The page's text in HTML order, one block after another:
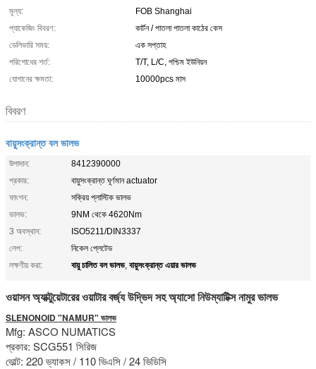
মূল্য:
FOB Shanghai
প্যাকেজিং বিবরণ:
কার্টন / পাতলা পাতলা কাঠের কেস
ডেলিভারি সময়:
এক সপ্তাহ
পরিশোধের শর্ত:
T/T, L/C, পশ্চিম ইউনিয়ন
যোগানের ক্ষমতা:
10000pcs মাস
বিবরণ
বায়ুসংক্রান্ত বল ভালভ
উপাদান:
8412390000
প্রকার:
বায়ুসংক্রান্ত ঘূর্ণমান actuator
ফাংশন:
সক্রিয় প্লাস্টিক ভালভ
ভালভ:
9NM থেকে 4620Nm
3 অবস্থান:
ISO5211/DIN3337
লেপ:
নিকেল প্লেটেড
লক্ষণীয় করা:
বায়ু চালিত বল ভালভ, বায়ুসংক্রান্ত এয়ার ভালভ
ওয়াসন অ্যাক্টুয়েটারের ওয়াটার বর্জ্য উদ্ভিদ সহ অ্যাসো নিউম্যাটিক্স নামুর ভালভ
SLENONOID "NAMUR" ভালভ
Mfg: ASCO NUMATICS
প্রকার: SCG551 সিরিজ
ভোল্ট: 220 ভ্যাকস / 110 ভিএসি / 24 ভিডিসি